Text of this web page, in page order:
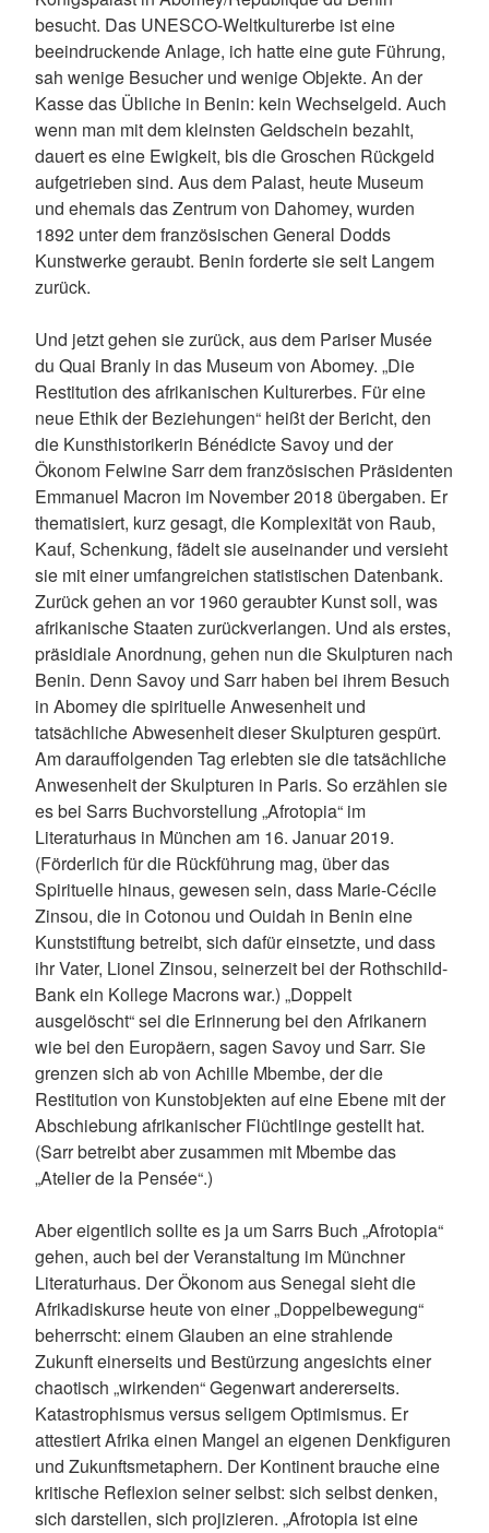
besucht. Das UNESCO-Weltkulturerbe ist eine
beeindruckende Anlage, ich hatte eine gute Führung,
sah wenige Besucher und wenige Objekte. An der
Kasse das Übliche in Benin: kein Wechselgeld. Auch
wenn man mit dem kleinsten Geldschein bezahlt,
dauert es eine Ewigkeit, bis die Groschen Rückgeld
aufgetrieben sind. Aus dem Palast, heute Museum
und ehemals das Zentrum von Dahomey, wurden
1892 unter dem französischen General Dodds
Kunstwerke geraubt. Benin forderte sie seit Langem
zurück.
Und jetzt gehen sie zurück, aus dem Pariser Musée
du Quai Branly in das Museum von Abomey. „Die
Restitution des afrikanischen Kulturerbes. Für eine
neue Ethik der Beziehungen“ heißt der Bericht, den
die Kunsthistorikerin Bénédicte Savoy und der
Ökonom Felwine Sarr dem französischen Präsidenten
Emmanuel Macron im November 2018 übergaben. Er
thematisiert, kurz gesagt, die Komplexität von Raub,
Kauf, Schenkung, fädelt sie auseinander und versieht
sie mit einer umfangreichen statistischen Datenbank.
Zurück gehen an vor 1960 geraubter Kunst soll, was
afrikanische Staaten zurückverlangen. Und als erstes,
präsidiale Anordnung, gehen nun die Skulpturen nach
Benin. Denn Savoy und Sarr haben bei ihrem Besuch
in Abomey die spirituelle Anwesenheit und
tatsächliche Abwesenheit dieser Skulpturen gespürt.
Am darauffolgenden Tag erlebten sie die tatsächliche
Anwesenheit der Skulpturen in Paris. So erzählen sie
es bei Sarrs Buchvorstellung „Afrotopia“ im
Literaturhaus in München am 16. Januar 2019.
(Förderlich für die Rückführung mag, über das
Spirituelle hinaus, gewesen sein, dass Marie-Cécile
Zinsou, die in Cotonou und Ouidah in Benin eine
Kunststiftung betreibt, sich dafür einsetzte, und dass
ihr Vater, Lionel Zinsou, seinerzeit bei der Rothschild-
Bank ein Kollege Macrons war.) „Doppelt
ausgelöscht“ sei die Erinnerung bei den Afrikanern
wie bei den Europäern, sagen Savoy und Sarr. Sie
grenzen sich ab von Achille Mbembe, der die
Restitution von Kunstobjekten auf eine Ebene mit der
Abschiebung afrikanischer Flüchtlinge gestellt hat.
(Sarr betreibt aber zusammen mit Mbembe das
„Atelier de la Pensée“.)
Aber eigentlich sollte es ja um Sarrs Buch „Afrotopia“
gehen, auch bei der Veranstaltung im Münchner
Literaturhaus. Der Ökonom aus Senegal sieht die
Afrikadiskurse heute von einer „Doppelbewegung“
beherrscht: einem Glauben an eine strahlende
Zukunft einerseits und Bestürzung angesichts einer
chaotisch „wirkenden“ Gegenwart andererseits.
Katastrophismus versus seligem Optimismus. Er
attestiert Afrika einen Mangel an eigenen Denkfiguren
und Zukunftsmetaphern. Der Kontinent brauche eine
kritische Reflexion seiner selbst: sich selbst denken,
sich darstellen, sich projizieren. „Afrotopia ist eine